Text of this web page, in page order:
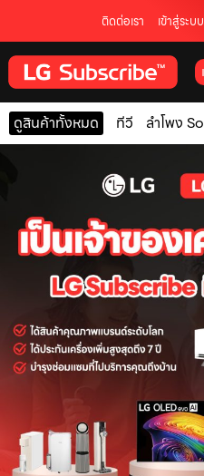
ติดต่อเรา เข้าสู่ระบบ
ดูสินค้าทั้งหมด ทีวี ลำโพง